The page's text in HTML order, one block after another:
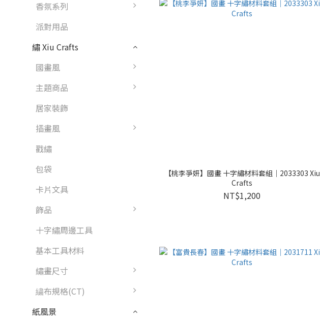
香氛系列
派對用品
繡 Xiu Crafts
國畫風
主題商品
居家裝飾
插畫風
戳繡
包袋
卡片文具
飾品
十字繡周邊工具
基本工具材料
繡畫尺寸
繍布規格(CT)
紙風景
【桃李爭妍】國畫 十字繡材料套組｜2033303 Xiu
Crafts
NT$1,200